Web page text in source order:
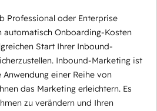
Professional oder Enterprise
automatisch Onboarding-Kosten
Start Ihrer Inbound-
Inbound-Marketing ist
einer Reihe von
das Marketing erleichtern. Es
zu verändern und Ihren